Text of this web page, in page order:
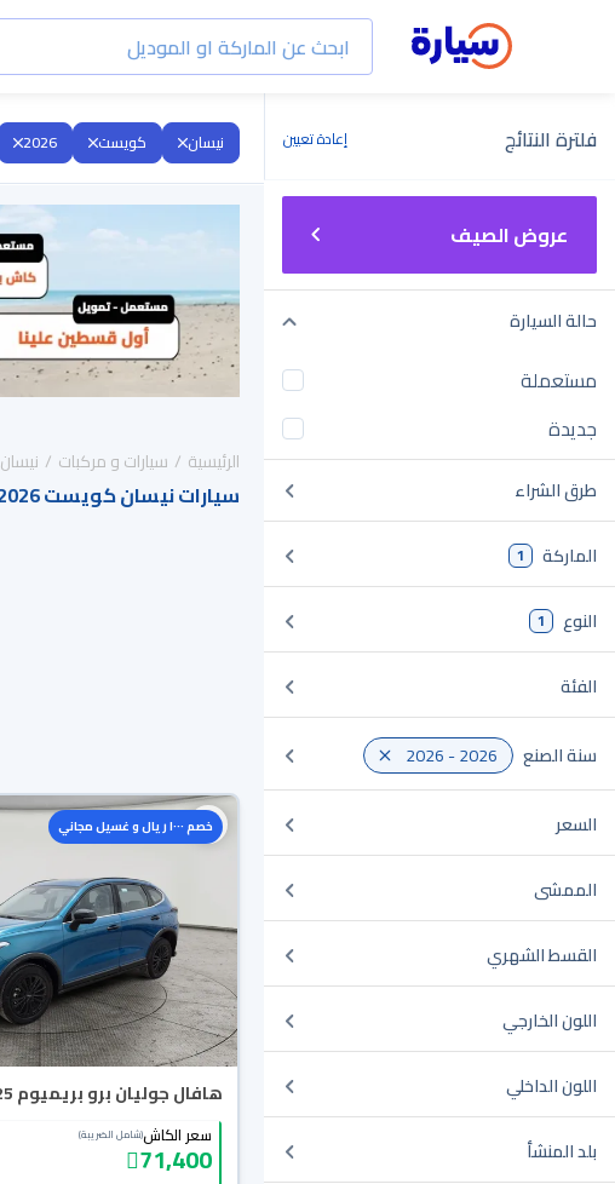
فلترة النتائج إعادة تعيين
عروض الصيف
حالة السيارة
مستعملة
جديدة
طرق الشراء
الماركة 1
النوع 1
الفئة
سنة الصنع 2026 - 2026
السعر
الممشى
القسط الشهري
اللون الخارجي
اللون الداخلي
بلد المنشأ
نيسان كويست 2026
الرئيسية سيارات و مركبات نيسان
سيارات نيسان كويست 2026 للبيع في السعودية
خصم ١٠٠٠ ريال و غسيل مجاني
هافال جوليان برو بريميوم 2025
سعر الكاش(شامل الضريبة)
71,400